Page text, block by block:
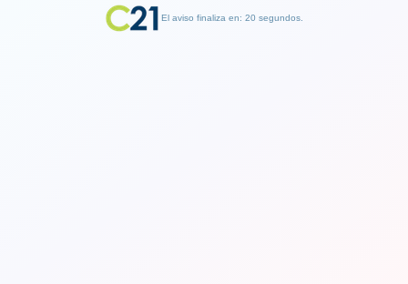
El aviso finaliza en: 19 segundos.